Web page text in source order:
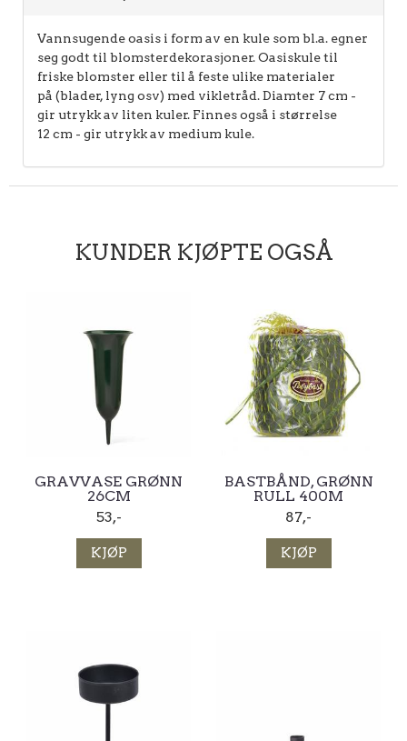
Vannsugende oasis i form av en kule som bl.a. egner
seg godt til blomsterdekorasjoner. Oasiskule til
friske blomster eller til å feste ulike materialer
på (blader, lyng osv) med vikletråd. Diamter 7 cm -
gir utrykk av liten kuler. Finnes også i størrelse
12 cm - gir utrykk av medium kule.
KUNDER KJØPTE OGSÅ
GRAVVASE GRØNN
26CM
53,-
KJØP
BASTBÅND, GRØNN
RULL 400M
87,-
KJØP